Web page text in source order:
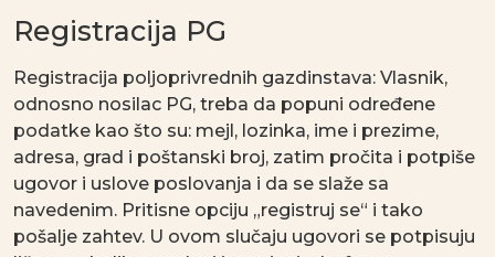
navedenim. Pritisne opciju „registruj se“ i tako
pošalje zahtev. U ovom slučaju ugovori se potpisuju
lično, a ukoliko su ulovi ispunjeni, platforma
odobrava zahtev za registraciju PG
Registruj PG